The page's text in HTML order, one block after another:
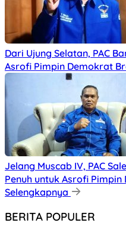
Dari Ujung Selatan, PAC
Asrofi Pimpin Demokrat
Jelang Muscab IV, PAC
Penuh untuk Asrofi
Selengkapnya
BERITA POPULER